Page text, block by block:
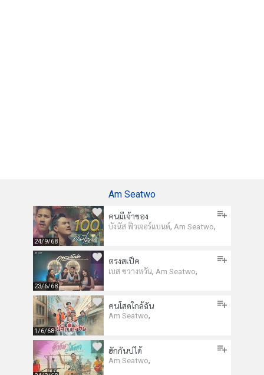
Am Seatwo
คนมีเจ้าของ
บังนัส ฟิวเจอร์แบนด์, Am Seatwo,
24/9/68
ตรงสเป็ค
เบส ขวางหวัน, Am Seatwo,
23/6/68
คนโสดใกล้ฉัน
Am Seatwo,
1/6/68
ฮักกันบ่ได้
Am Seatwo,